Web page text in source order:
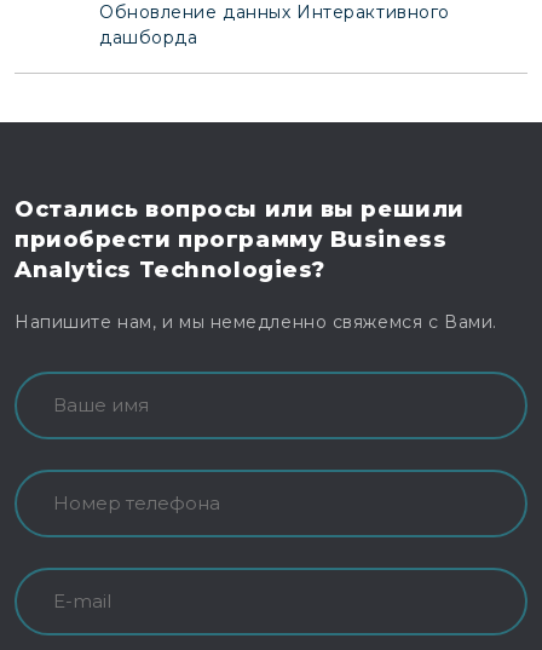
Обновление данных Интерактивного
дашборда
Остались вопросы или вы решили
приобрести программу Business
Analytics Technologies?
Напишите нам, и мы немедленно свяжемся с Вами.